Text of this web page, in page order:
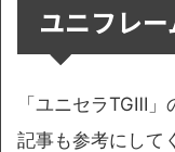
ユニフレ
「ユニセラTGⅢ
記事も参考にして